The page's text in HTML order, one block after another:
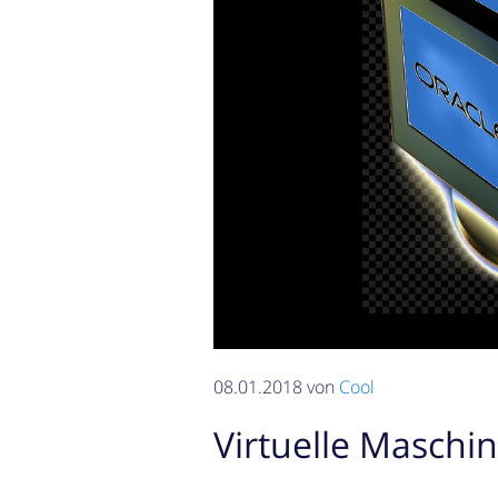
08.01.2018 von Cool
Virtuelle